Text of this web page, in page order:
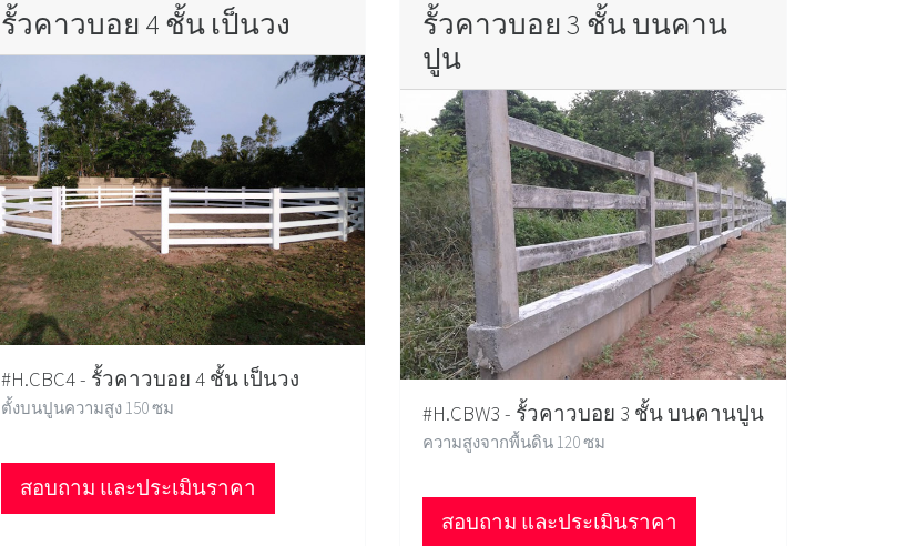
รั้วคาวบอย 4 ชั้น เป็นวง
#H.CBC4 - รั้วคาวบอย 4 ชั้น เป็นวง
ตั้งบนปูนความสูง 150 ซม
สอบถาม และประเมินราคา
รั้วคาวบอย 3 ชั้น บนคาน
ปูน
#H.CBW3 - รั้วคาวบอย 3 ชั้น บนคานปูน
ความสูงจากพื้นดิน 120 ซม
สอบถาม และประเมินราคา